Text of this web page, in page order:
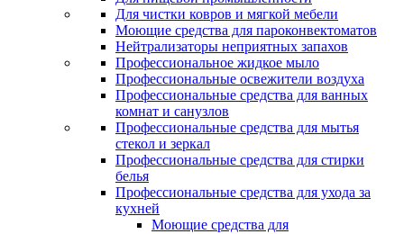
Для чистки ковров и мягкой мебели
Моющие средства для пароконвектоматов
Нейтрализаторы неприятных запахов
Профессиональное жидкое мыло
Профессиональные освежители воздуха
Профессиональные средства для ванных
комнат и санузлов
Профессиональные средства для мытья
стекол и зеркал
Профессиональные средства для стирки
белья
Профессиональные средства для ухода за
кухней
Моющие средства для